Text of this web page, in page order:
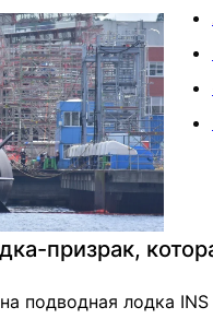
призрак,
подводная лодка